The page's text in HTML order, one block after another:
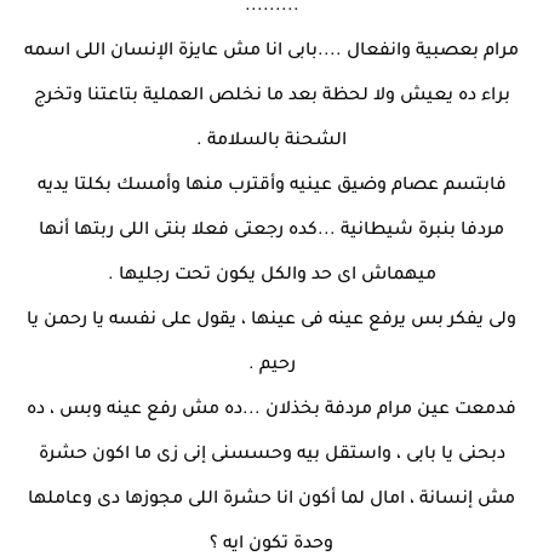
.........
مرام بعصبية وانفعال ....بابى انا مش عايزة الإنسان اللى اسمه
براء ده يعيش ولا لحظة بعد ما نخلص العملية بتاعتنا وتخرج
الشحنة بالسلامة .
فابتسم عصام وضيق عينيه وأقترب منها وأمسك بكلتا يديه
مردفا بنبرة شيطانية ...كده رجعتى فعلا بنتى اللى ربتها أنها
ميهماش اى حد والكل يكون تحت رجليها .
ولى يفكر بس يرفع عينه فى عينها ، يقول على نفسه يا رحمن يا
رحيم .
فدمعت عين مرام مردفة بخذلان ...ده مش رفع عينه وبس ، ده
دبحنى يا بابى ، واستقل بيه وحسسنى إنى زى ما اكون حشرة
مش إنسانة ، امال لما أكون انا حشرة اللى مجوزها دى وعاملها
وحدة تكون ايه ؟